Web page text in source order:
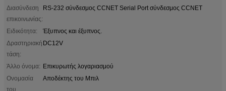
Διασύνδεση
επικοινωνίας:
RS-232 σύνδεσμος CCNET Serial Port σύνδεσμος CCNET
Ειδικότητα:
Έξυπνος και έξυπνος.
Δραστηριακή
τάση:
DC12V
Άλλο όνομα: Επικυρωτής λογαριασμού
Ονομασία
του
Αποδέκτης του Μπιλ